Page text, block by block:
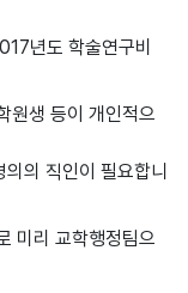
년도 학술연구비
원생 등이 개인적으
의 직인이 필요합니
미리 교학행정팀으